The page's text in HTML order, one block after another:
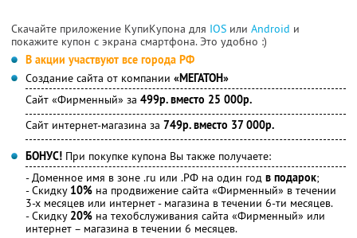
Скачайте приложение КупиКупона для IOS или Android и
покажите купон с экрана смартфона. Это удобно :)
В акции участвуют все города РФ
Создание сайта от компании «МЕГАТОН»
Сайт «Фирменный» за 499р. вместо 25 000р.
Сайт интернет-магазина за 749р. вместо 37 000р.
БОНУС! При покупке купона Вы также получаете:
- Доменное имя в зоне .ru или .РФ на один год в подарок;
- Скидку 10% на продвижение сайта «Фирменный» в течении
3-х месяцев или интернет - магазина в течении 6-ти месяцев.
- Скидку 20% на техобслуживания сайта «Фирменный» или
интернет – магазина в течении 6 месяцев.